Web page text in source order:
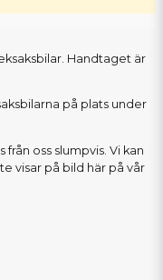
Handtaget är
på plats under
oss slumpvis. Vi kan
visar på bild här på vår